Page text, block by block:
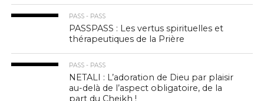
PASS - PASS
PASSPASS : Les vertus spirituelles et
thérapeutiques de la Prière
PASS - PASS
NETALI : L’adoration de Dieu par plaisir
au-delà de l’aspect obligatoire, de la
part du Cheikh !